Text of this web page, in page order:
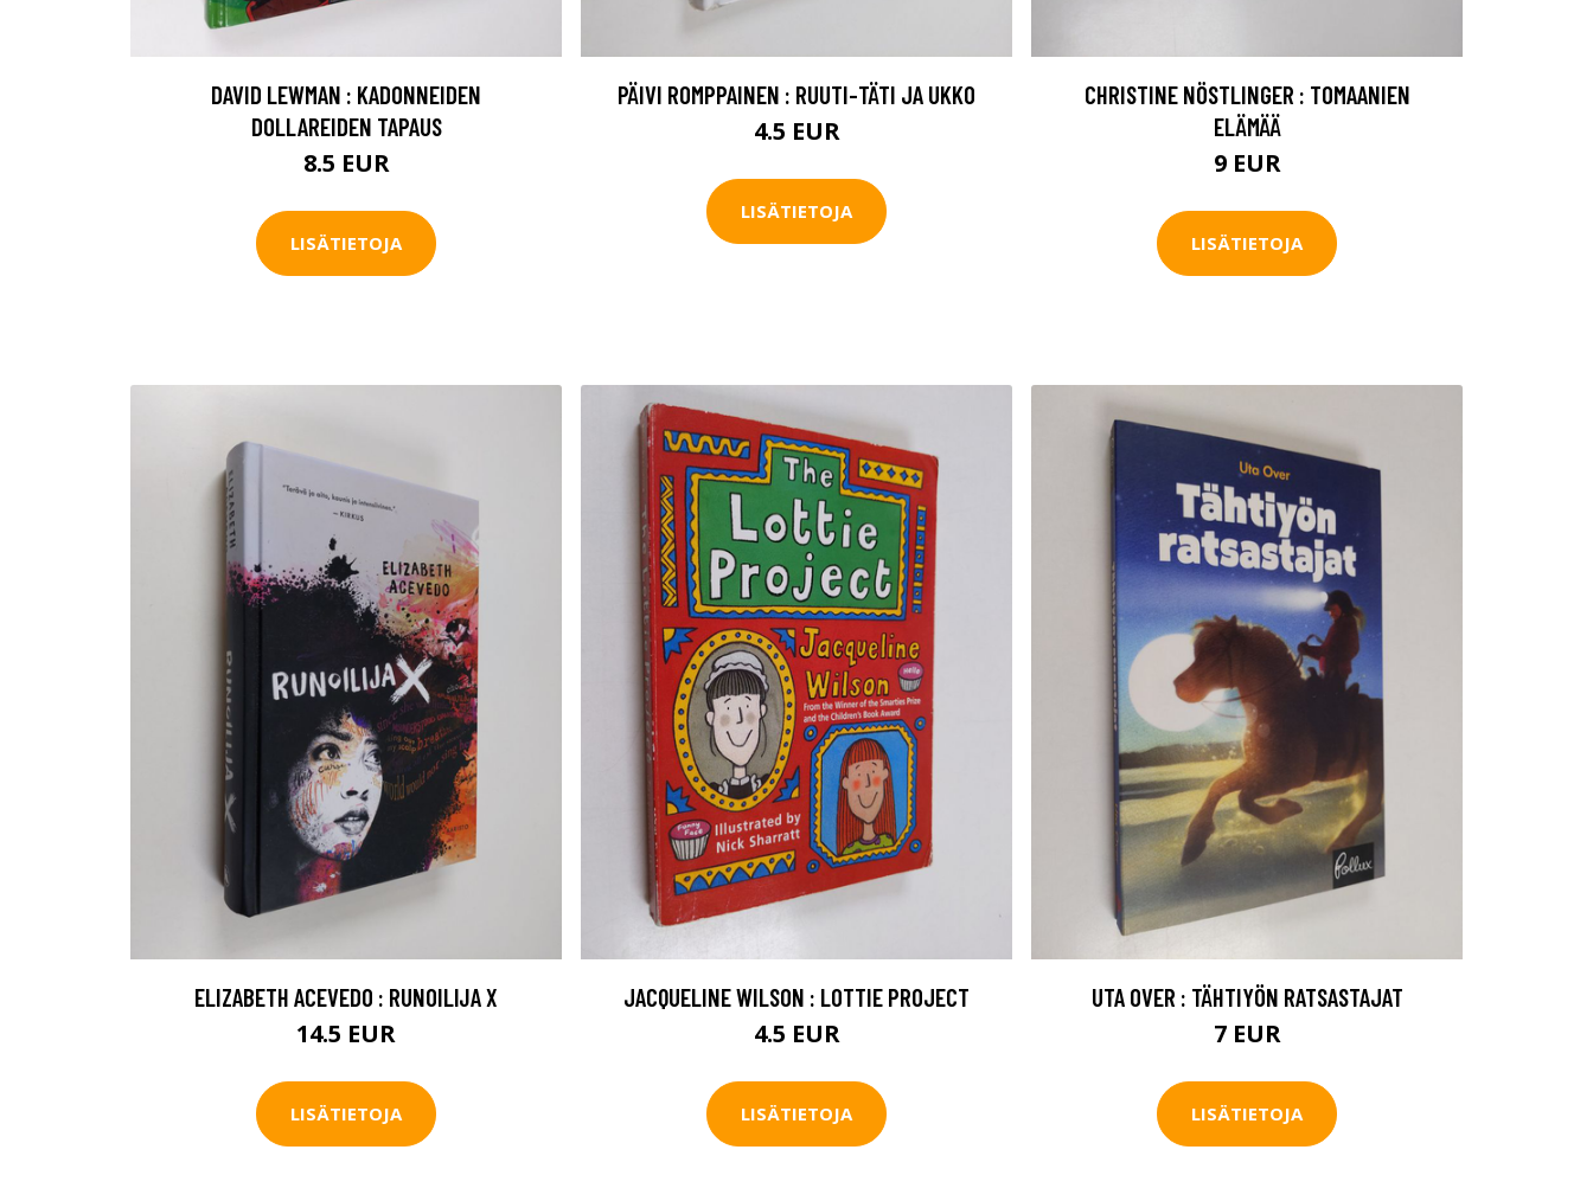
DAVID LEWMAN : KADONNEIDEN
DOLLAREIDEN TAPAUS
8.5 EUR
LISÄTIETOJA
PÄIVI ROMPPAINEN : RUUTI-TÄTI JA UKKO
4.5 EUR
LISÄTIETOJA
CHRISTINE NÖSTLINGER : TOMAANIEN
ELÄMÄÄ
9 EUR
LISÄTIETOJA
ELIZABETH ACEVEDO : RUNOILIJA X
14.5 EUR
LISÄTIETOJA
JACQUELINE WILSON : LOTTIE PROJECT
4.5 EUR
LISÄTIETOJA
UTA OVER : TÄHTIYÖN RATSASTAJAT
7 EUR
LISÄTIETOJA